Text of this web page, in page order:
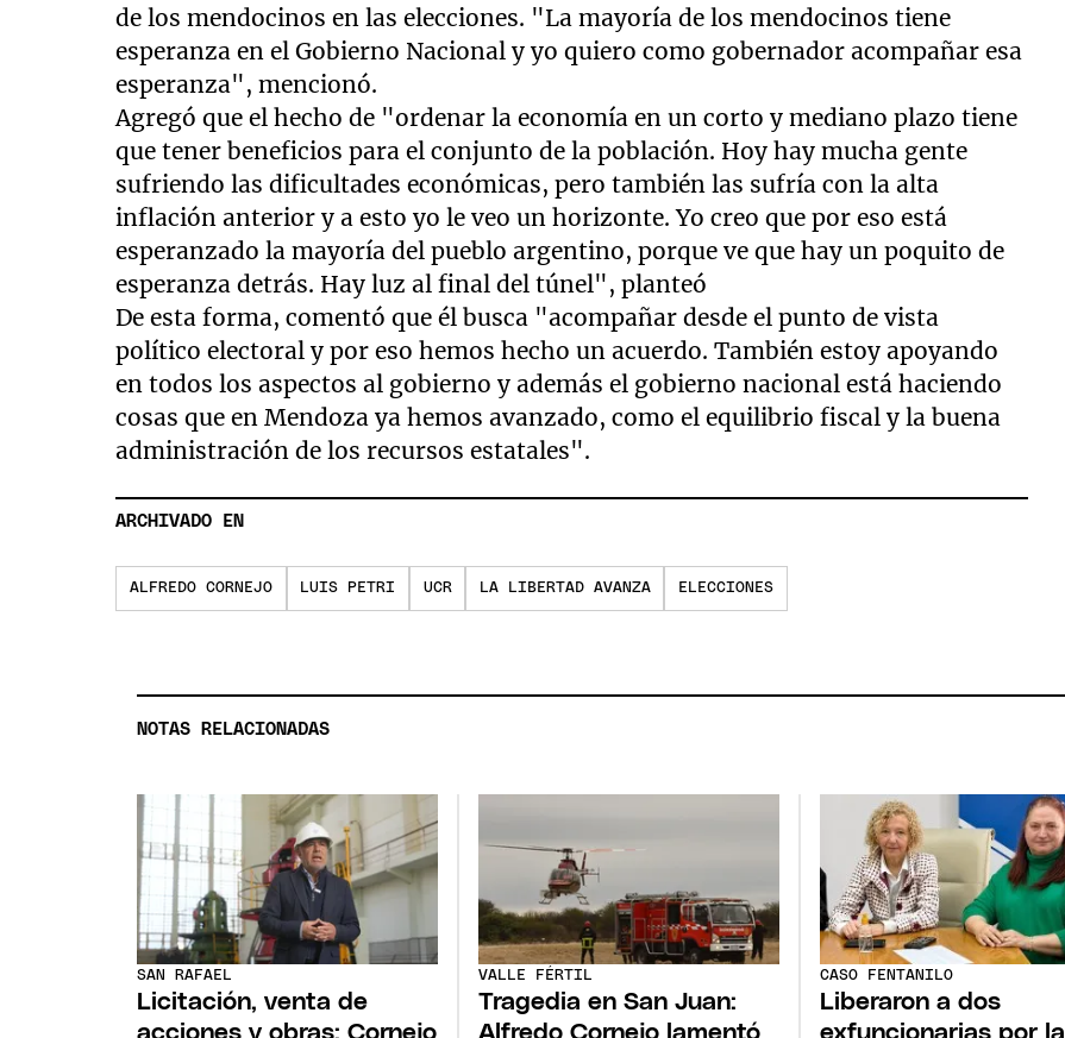
de los mendocinos en las elecciones. "La mayoría de los mendocinos tiene
esperanza en el Gobierno Nacional y yo quiero como gobernador acompañar esa
esperanza", mencionó.
Agregó que el hecho de "ordenar la economía en un corto y mediano plazo tiene
que tener beneficios para el conjunto de la población. Hoy hay mucha gente
sufriendo las dificultades económicas, pero también las sufría con la alta
inflación anterior y a esto yo le veo un horizonte. Yo creo que por eso está
esperanzado la mayoría del pueblo argentino, porque ve que hay un poquito de
esperanza detrás. Hay luz al final del túnel", planteó
De esta forma, comentó que él busca "acompañar desde el punto de vista
político electoral y por eso hemos hecho un acuerdo. También estoy apoyando
en todos los aspectos al gobierno y además el gobierno nacional está haciendo
cosas que en Mendoza ya hemos avanzado, como el equilibrio fiscal y la buena
administración de los recursos estatales".
ARCHIVADO EN
ALFREDO CORNEJO LUIS PETRI UCR LA LIBERTAD AVANZA ELECCIONES
NOTAS RELACIONADAS
SAN RAFAEL
Licitación, venta de
acciones y obras: Cornejo
VALLE FÉRTIL
Tragedia en San Juan:
Alfredo Cornejo lamentó
CASO FENTANILO
Liberaron a dos
exfuncionarias por la